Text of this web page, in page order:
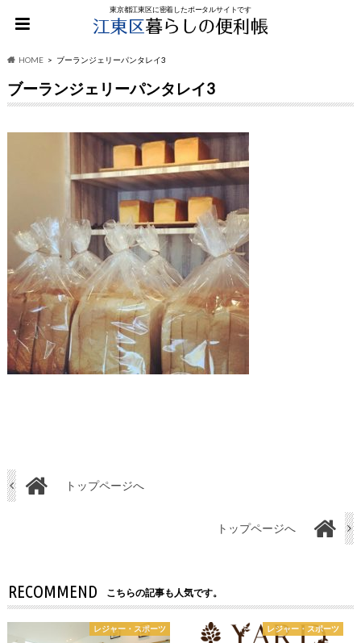
東京都江東区に密着したポータルサイトです
HOME ブーランジェリーパンタレイ3
ブーランジェリーパンタレイ3
トップページへ
トップページへ
RECOMMEND こちらの記事も人気です。
レジャー・スポーツ レジャー・スポーツ